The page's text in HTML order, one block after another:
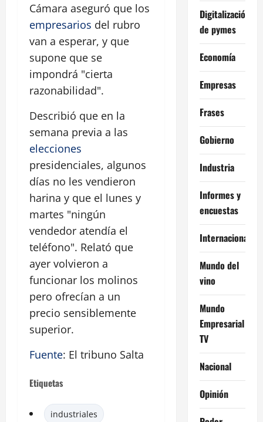
Cámara aseguró que los
empresarios del rubro
van a esperar, y que
supone que se
impondrá "cierta
razonabilidad".
Describió que en la
semana previa a las
elecciones
presidenciales, algunos
días no les vendieron
harina y que el lunes y
martes "ningún
vendedor atendía el
teléfono". Relató que
ayer volvieron a
funcionar los molinos
pero ofrecían a un
precio sensiblemente
superior.
Fuente: El tribuno Salta
Etiquetas
industriales
Digitalización
de pymes
Economía
Empresas
Frases
Gobierno
Industria
Informes y
encuestas
Internacional
Mundo del
vino
Mundo
Empresarial
TV
Nacional
Opinión